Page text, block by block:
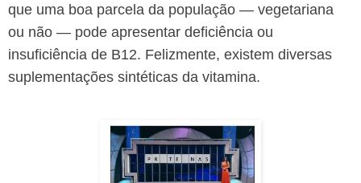
que uma boa parcela da população — vegetariana
ou não — pode apresentar deficiência ou
insuficiência de B12. Felizmente, existem diversas
suplementações sintéticas da vitamina.